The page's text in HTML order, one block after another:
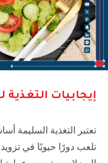
إيجابيات
تعتبر التغذية السليمة
تلعب دورًا حيويًا في